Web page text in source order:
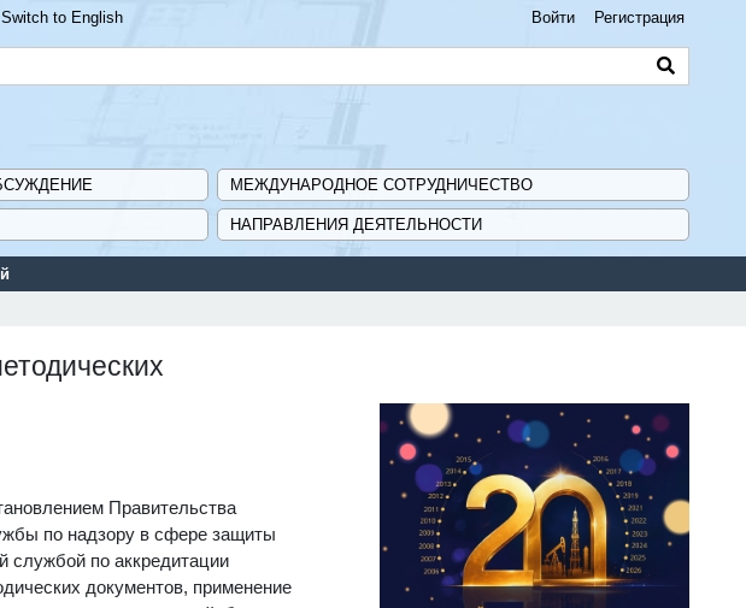
Switch to English Войти Регистрация
МЕЖДУНАРОДНОЕ СОТРУДНИЧЕСТВО
НАПРАВЛЕНИЯ ДЕЯТЕЛЬНОСТИ
Правительства
по надзору в сфере защиты
службой по аккредитации
документов, применение